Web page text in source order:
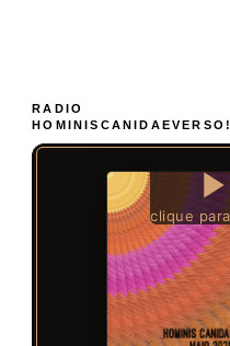
RADIO
HOMINISCANIDAEVERSO!